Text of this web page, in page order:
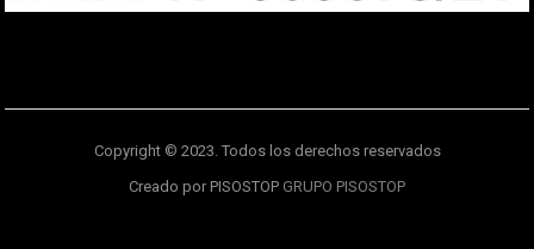
Copyright © 2023. Todos los derechos reservados
Creado por PISOSTOP GRUPO PISOSTOP